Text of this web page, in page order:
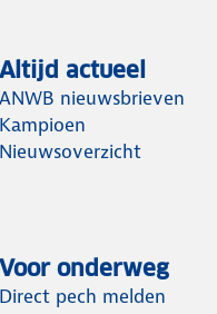
Altijd actueel
ANWB nieuwsbrieven
Kampioen
Nieuwsoverzicht
Voor onderweg
Direct pech melden